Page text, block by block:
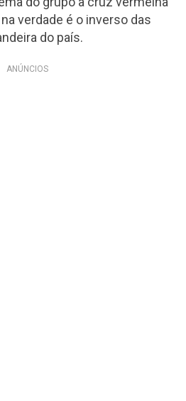
verdade é o inverso das
do país.
ANÚNCIOS